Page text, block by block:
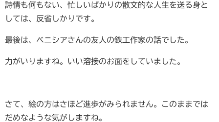
詩情も何もない、忙しいばかりの散文的な人生を送る身と
しては、反省しかりです。
最後は、ベニシアさんの友人の鉄工作家の話でした。
力がいりますね。いい溶接のお面をしていました。
さて、絵の方はさほど進歩がみられません。このままでは
だめなような気がしますね。